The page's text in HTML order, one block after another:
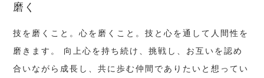
磨く
技を磨くこと。心を磨くこと。技と心を通して人間性を
磨きます。 向上心を持ち続け、挑戦し、お互いを認め
合いながら成長し、共に歩む仲間でありたいと想ってい